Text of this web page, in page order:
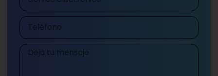
electrónico
Teléfono
Mensaje